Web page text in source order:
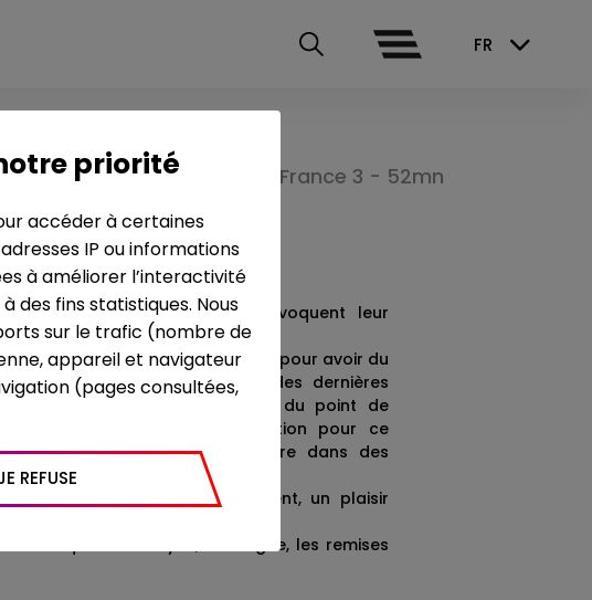
FR
France 3 - 52mn
portraits de travailleurs qui évoquent leur
depuis suffisamment longtemps pour avoir du
de leur pratique au fil des dernières
témoignages sont à la limite du point de
équilibre instable entre la vocation pour ce
de ne plus pouvoir le faire dans des
:
envie initiale, un engagement, un plaisir
les manques de moyen, la fatigue, les remises
priorité
accéder à certaines
IP ou informations
à améliorer l’interactivité
des fins statistiques. Nous
sur le trafic (nombre de
appareil et navigateur
(pages consultées,
REFUSE